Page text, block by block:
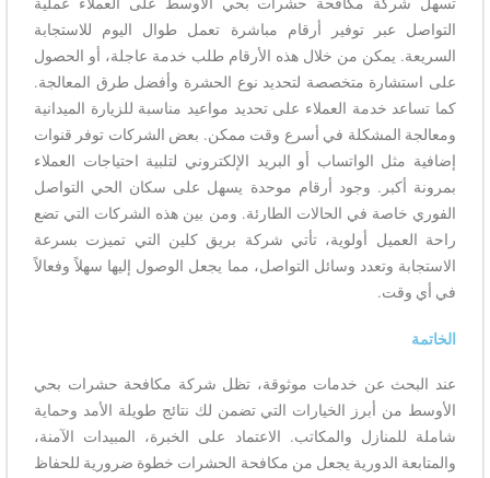
التواصل عبر توفير أرقام مباشرة تعمل طوال اليوم للاستجابة
السريعة. يمكن من خلال هذه الأرقام طلب خدمة عاجلة، أو الحصول
على استشارة متخصصة لتحديد نوع الحشرة وأفضل طرق المعالجة.
كما تساعد خدمة العملاء على تحديد مواعيد مناسبة للزيارة الميدانية
ومعالجة المشكلة في أسرع وقت ممكن. بعض الشركات توفر قنوات
إضافية مثل الواتساب أو البريد الإلكتروني لتلبية احتياجات العملاء
بمرونة أكبر. وجود أرقام موحدة يسهل على سكان الحي التواصل
الفوري خاصة في الحالات الطارئة. ومن بين هذه الشركات التي تضع
راحة العميل أولوية، تأتي شركة بريق كلين التي تميزت بسرعة
الاستجابة وتعدد وسائل التواصل، مما يجعل الوصول إليها سهلاً وفعالاً
في أي وقت.
الخاتمة
عند البحث عن خدمات موثوقة، تظل شركة مكافحة حشرات بحي
الأوسط من أبرز الخيارات التي تضمن لك نتائج طويلة الأمد وحماية
شاملة للمنازل والمكاتب. الاعتماد على الخبرة، المبيدات الآمنة،
والمتابعة الدورية يجعل من مكافحة الحشرات خطوة ضرورية للحفاظ